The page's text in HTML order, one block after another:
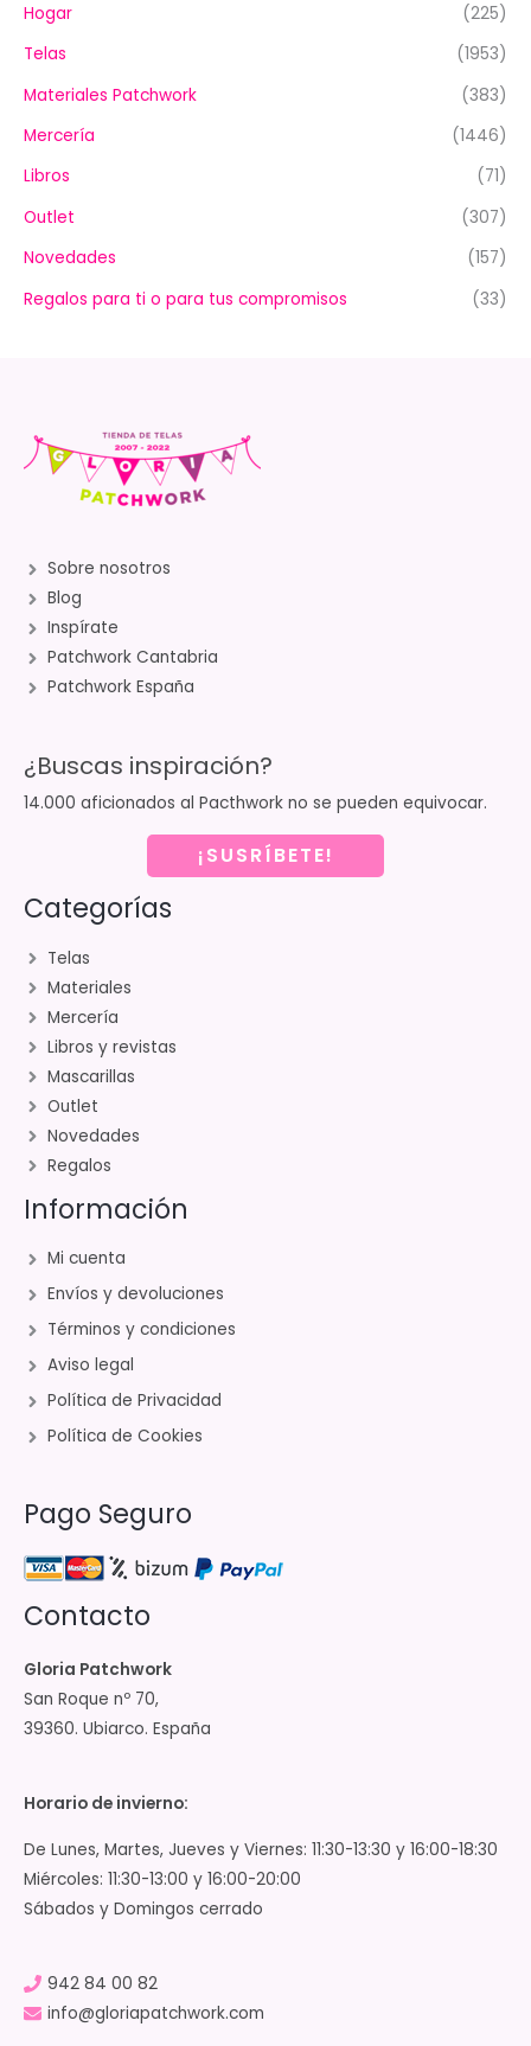
Hogar
(225)
Telas
(1953)
Materiales Patchwork
(383)
Mercería
(1446)
Libros
(71)
Outlet
(307)
Novedades
(157)
Regalos para ti o para tus compromisos
(33)
Sobre nosotros
Blog
Inspírate
Patchwork Cantabria
Patchwork España
¿Buscas inspiración?
14.000 aficionados al Pacthwork no se pueden equivocar.
¡SUSRÍBETE!
Categorías
Telas
Materiales
Mercería
Libros y revistas
Mascarillas
Outlet
Novedades
Regalos
Información
Mi cuenta
Envíos y devoluciones
Términos y condiciones
Aviso legal
Política de Privacidad
Política de Cookies
Pago Seguro
Contacto
Gloria Patchwork
San Roque nº 70,
39360. Ubiarco. España
Horario de invierno:
De Lunes, Martes, Jueves y Viernes: 11:30-13:30 y 16:00-18:30
Miércoles: 11:30-13:00 y 16:00-20:00
Sábados y Domingos cerrado
942 84 00 82
info@gloriapatchwork.com